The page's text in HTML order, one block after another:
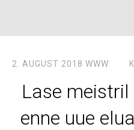
2. AUGUST 2018 WWW
Lase
enne uue